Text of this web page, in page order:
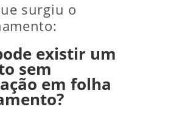
surgiu o
existir um
sem
em folha